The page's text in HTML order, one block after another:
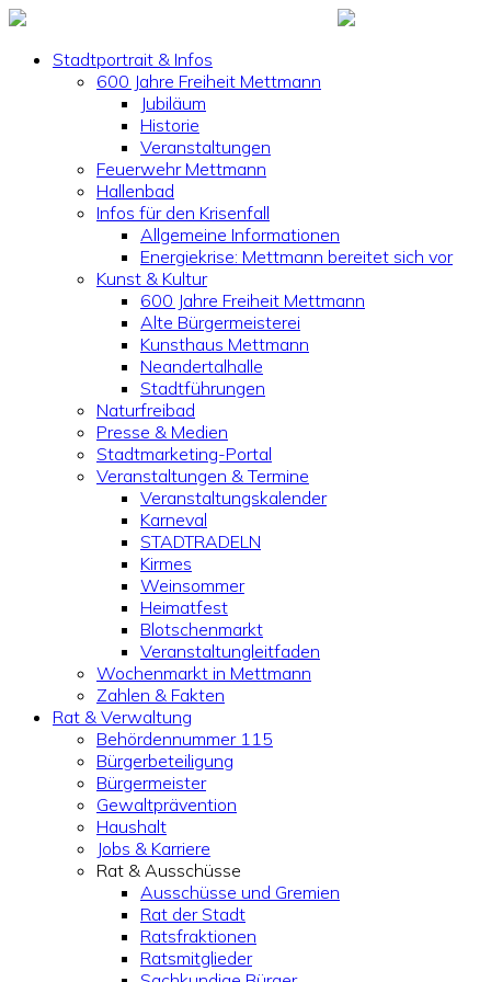
Stadtportrait & Infos
600 Jahre Freiheit Mettmann
Jubiläum
Historie
Veranstaltungen
Feuerwehr Mettmann
Hallenbad
Infos für den Krisenfall
Allgemeine Informationen
Energiekrise: Mettmann bereitet sich vor
Kunst & Kultur
600 Jahre Freiheit Mettmann
Alte Bürgermeisterei
Kunsthaus Mettmann
Neandertalhalle
Stadtführungen
Naturfreibad
Presse & Medien
Stadtmarketing-Portal
Veranstaltungen & Termine
Veranstaltungskalender
Karneval
STADTRADELN
Kirmes
Weinsommer
Heimatfest
Blotschenmarkt
Veranstaltungleitfaden
Wochenmarkt in Mettmann
Zahlen & Fakten
Rat & Verwaltung
Behördennummer 115
Bürgerbeteiligung
Bürgermeister
Gewaltprävention
Haushalt
Jobs & Karriere
Rat & Ausschüsse
Ausschüsse und Gremien
Rat der Stadt
Ratsfraktionen
Ratsmitglieder